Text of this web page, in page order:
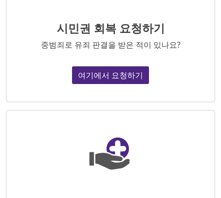
시민권 회복 요청하기
중범죄로 유죄 판결을 받은 적이 있나요?
여기에서 요청하기